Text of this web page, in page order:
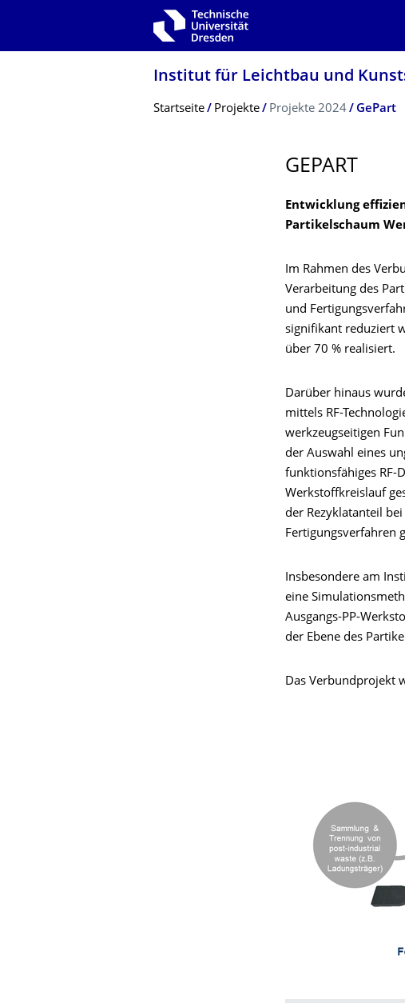
Zur Hauptnavigation springen
Institut für Leichtbau und
Breadcrumb-Menü
Startseite Projekte Projekte 2024 GePart
GEPART
Entwicklung
Partikelschaum
Im Rahmen des
Verarbeitung des
und
signifikant reduziert
über 70 % realisiert.
Darüber hinaus
mittels RF-
werkzeugseitigen
der Auswahl eines
funktionsfähiges RF-
Werkstoffkreislauf
der Rezyklatanteil
Fertigungsverfahren
Insbesondere am
eine
Ausgangs-PP-
der Ebene des
Das Verbundprojekt